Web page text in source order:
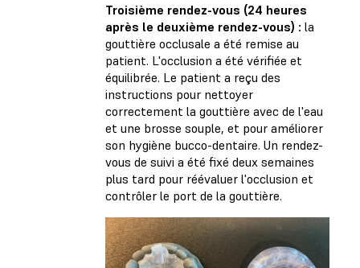
Troisième rendez-vous (24 heures
après le deuxième rendez-vous) : la
gouttière occlusale a été remise au
patient. L'occlusion a été vérifiée et
équilibrée. Le patient a reçu des
instructions pour nettoyer
correctement la gouttière avec de l'eau
et une brosse souple, et pour améliorer
son hygiène bucco-dentaire. Un rendez-
vous de suivi a été fixé deux semaines
plus tard pour réévaluer l'occlusion et
contrôler le port de la gouttière.